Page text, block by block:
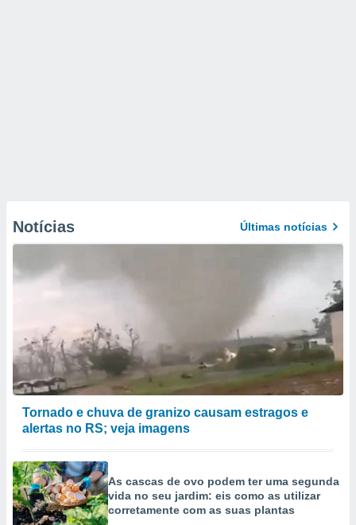
Notícias Últimas notícias
Tornado e chuva de granizo causam estragos e
alertas no RS; veja imagens
As cascas de ovo podem ter uma segunda
vida no seu jardim: eis como as utilizar
corretamente com as suas plantas